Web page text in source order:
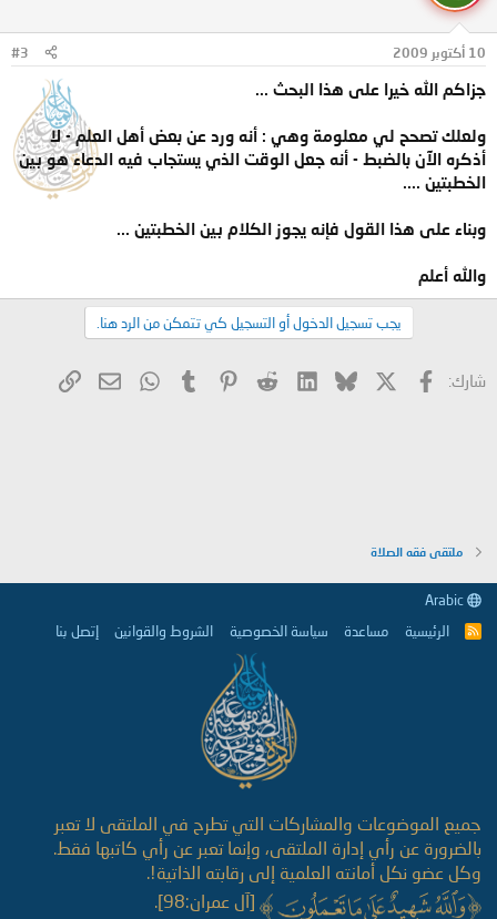
10 أكتوبر 2009 #3
جزاكم الله خيرا على هذا البحث ...
ولعلك تصحح لي معلومة وهي : أنه ورد عن بعض أهل العلم - لا
أذكره الآن بالضبط - أنه جعل الوقت الذي يستجاب فيه الدعاء هو بين
الخطبتين ....
وبناء على هذا القول فإنه يجوز الكلام بين الخطبتين ...
والله أعلم
يجب تسجيل الدخول أو التسجيل كي تتمكن من الرد هنا.
شارك: فيسبوك Bluesky
LinkedIn
Reddit
Pinterest
Tumblr
WhatsApp
البريد
ملتقى فقه الصلاة
R
الرئيسية مساعدة سياسة الخصوصية الشروط والقوانين إتصل بنا
جميع الموضوعات والمشاركات التي تطرح في الملتقى لا تعبر
بالضرورة عن رأي إدارة الملتقى، وإنما تعبر عن رأي كاتبها فقط.
وكل عضو نكل أمانته العلمية إلى رقابته الذاتية!.
[آل عمران:98].